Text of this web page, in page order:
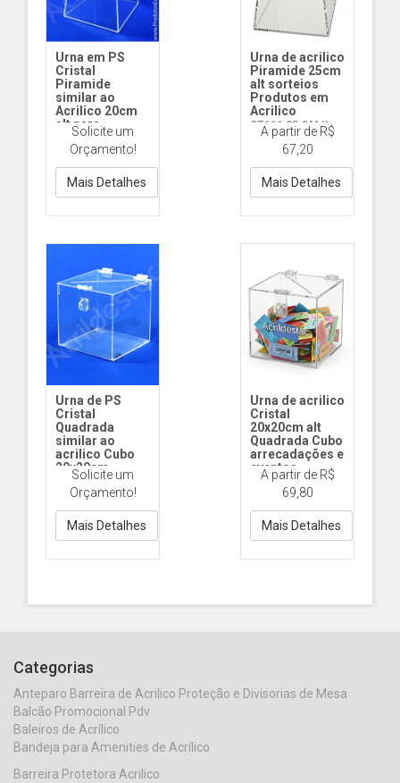
Urna em PS
Cristal
Piramide
similar ao
Acrilico 20cm
alt para
sorteios
Cod1111 20cm PS
Cristal
Solicite um
Orçamento!
Mais Detalhes
Urna de acrilico
Piramide 25cm
alt sorteios
Produtos em
Acrilico
ST111 25 CM X
2MM ESP
A partir de R$
67,20
Mais Detalhes
Urna de PS
Cristal
Quadrada
similar ao
acrilico Cubo
20x20cm
arrecadações e
eventos
Cod.1145
20x20cm PS
Solicite um
Orçamento!
Mais Detalhes
Urna de acrilico
Cristal
20x20cm alt
Quadrada Cubo
arrecadações e
eventos
ST145 20x20cm
Acrilico
A partir de R$
69,80
Mais Detalhes
Categorias
Anteparo Barreira de Acrilico Proteção e Divisorias de Mesa
Balcão Promocional Pdv
Baleiros de Acrílico
Bandeja para Amenities de Acrílico
Barreira Protetora Acrilico